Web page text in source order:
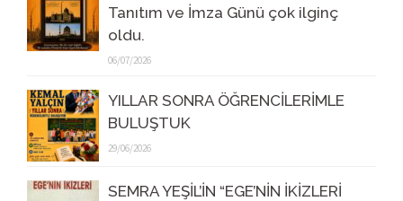
Tanıtım ve İmza Günü çok ilginç
oldu.
06/07/2026
YILLAR SONRA ÖĞRENCİLERİMLE
BULUŞTUK
29/06/2026
SEMRA YEŞİL’İN “EGE’NİN İKİZLERİ